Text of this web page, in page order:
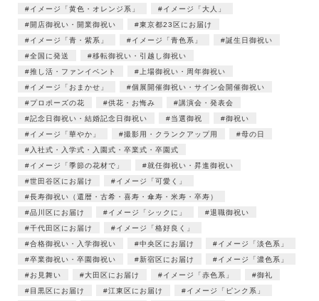
イメージ「黄色・オレンジ系」
イメージ「大人」
開店御祝い・開業御祝い
東京都23区にお届け
イメージ「青・紫系」
イメージ「青色系」
誕生日御祝い
全国に発送
移転御祝い・引越し御祝い
推し活・ファンイベント
上場御祝い・周年御祝い
イメージ「おまかせ」
個展開催御祝い・サイン会開催御祝い
プロポーズの花
供花・お悔み
講演会・発表会
記念日御祝い・結婚記念日御祝い
当選御祝
御祝い
イメージ「華やか」
撮影用・クランクアップ用
母の日
入社式・入学式・入園式・卒業式・卒園式
イメージ「季節の花材で」
就任御祝い・昇進御祝い
世田谷区にお届け
イメージ「可愛く」
長寿御祝い（還暦・古希・喜寿・傘寿・米寿・卒寿）
品川区にお届け
イメージ「シックに」
退職御祝い
千代田区にお届け
イメージ「格好良く」
合格御祝い・入学御祝い
中央区にお届け
イメージ「淡色系」
卒業御祝い・卒園御祝い
新宿区にお届け
イメージ「濃色系」
お見舞い
大田区にお届け イメージ「赤色系」
御礼
目黒区にお届け
江東区にお届け
イメージ「ピンク系」